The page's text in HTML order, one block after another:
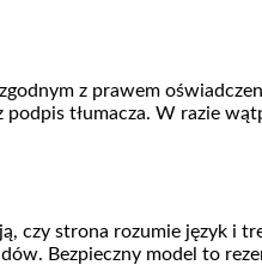
z prawem
tłumacza. W razie
czy strona rozumie język i
Bezpieczny model to